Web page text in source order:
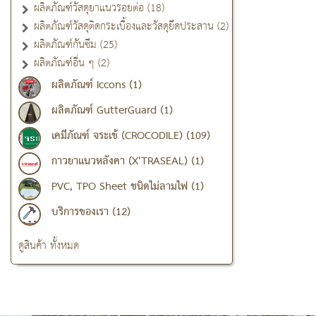
ผลิตภัณฑ์วัสดุยาแนวรอยต่อ (18)
ผลิตภัณฑ์วัสดุติดกระเบื้องและวัสดุยึดประสาน (2)
ผลิตภัณฑ์กันซึม (25)
ผลิตภัณฑ์อื่น ๆ (2)
ผลิตภัณฑ์ Iccons (1)
ผลิตภัณฑ์ GutterGuard (1)
เคมีภัณฑ์ จระเข้ (CROCODILE) (109)
กาวยาแนวหลังคา (X'TRASEAL) (1)
PVC, TPO Sheet ชนิดไม่ลามไฟ (1)
บริการของเรา (12)
ดูสินค้า ทั้งหมด